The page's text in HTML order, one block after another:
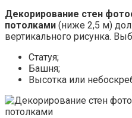
Декорирование стен
потолками (ниже 2,5 м)
вертикального рисунка.
Статуя;
Башня;
Высотка или